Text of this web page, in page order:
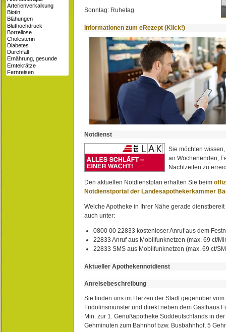
Sonntag: Ruhetag
Informationen zum eRezept (Klick!)
Notdienst
Sie möchten
an Wochenenden,
Nachtzeiten zu
Den aktuellen Notdienstplan erhalten Sie beim
Notdienstportal der Landesapothekerkammer
Welche Apotheke in Ihrer Nähe gerade
auch unter:
0800 00 22833 kostenloser Anruf aus dem
22833 Anruf aus Mobilfunknetzen (max. 69 ct/
22833 SMS aus Mobilfunknetzen (max. 69 ct/
Aktueller Apothekennotdienst
Anreisebeschreibung
Sie finden uns im Herzen der Stadt gegenüber
Fridolinsmünster und direkt neben dem Gasthaus
Min. zur 1. Genußapotheke Süddeutschlands in
Gehminuten zum Bahnhof bzw. Busbahnhof, 5